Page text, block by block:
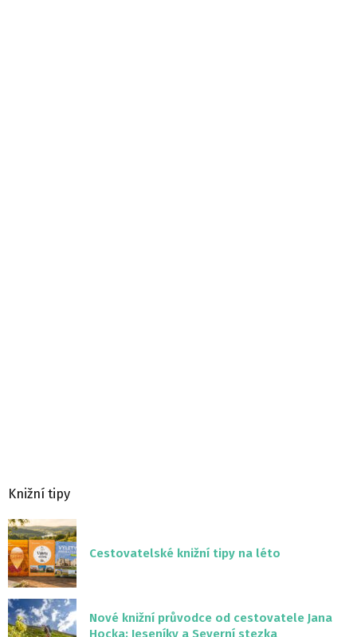
Knižní tipy
Cestovatelské knižní tipy na léto
Nové knižní průvodce od cestovatele Jana
Hocka: Jeseníky a Severní stezka